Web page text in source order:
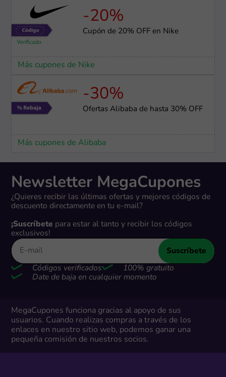
-20%
Cupón de 20% OFF en Nike
Más cupones de Nike
-30%
Ofertas Alibaba de hasta 30% OFF
Más cupones de Alibaba
Newsletter MegaCupones
¿Quieres recibir las últimas ofertas y mejores códigos de
descuento directamente en tu e-mail?
¡Suscríbete para estar al tanto y recibir los códigos
exclusivos!
Suscríbete
Códigos verificados
100% gratuito
Date de baja en cualquier momento
MegaCupones funciona gracias al apoyo de sus
usuarios. Cuando realizas compras a través de los
enlaces en nuestro sitio web, podemos ganar una
pequeña comisión de nuestros socios.